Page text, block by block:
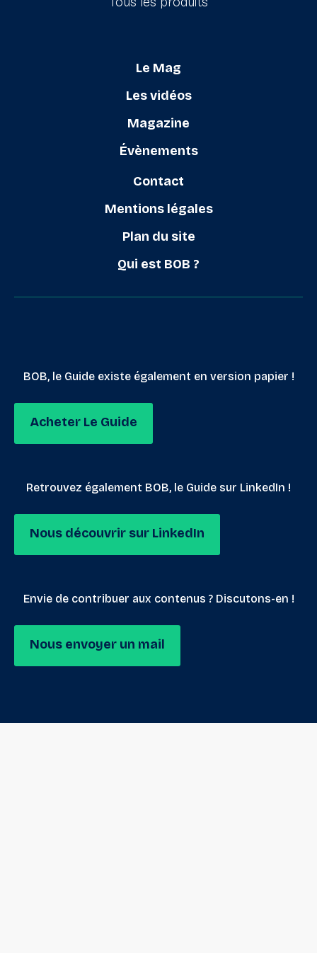
Le Mag
Les vidéos
Magazine
Évènements
Contact
Mentions légales
Plan du site
Qui est BOB ?
BOB, le Guide existe également en version papier !
Acheter Le Guide
Retrouvez également BOB, le Guide sur LinkedIn !
Nous découvrir sur LinkedIn
Envie de contribuer aux contenus ? Discutons-en !
Nous envoyer un mail